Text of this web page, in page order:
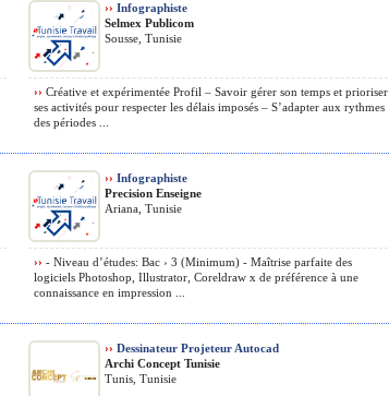
›› Infographiste
Selmex Publicom
Sousse, Tunisie
›› Créative et expérimentée Profil – Savoir gérer son temps et prioriser
ses activités pour respecter les délais imposés – S’adapter aux rythmes
des périodes ...
›› Infographiste
Precision Enseigne
Ariana, Tunisie
›› - Niveau d’études: Bac › 3 (Minimum) - Maîtrise parfaite des
logiciels Photoshop, Illustrator, Coreldraw x de préférence à une
connaissance en impression ...
›› Dessinateur Projeteur Autocad
Archi Concept Tunisie
Tunis, Tunisie